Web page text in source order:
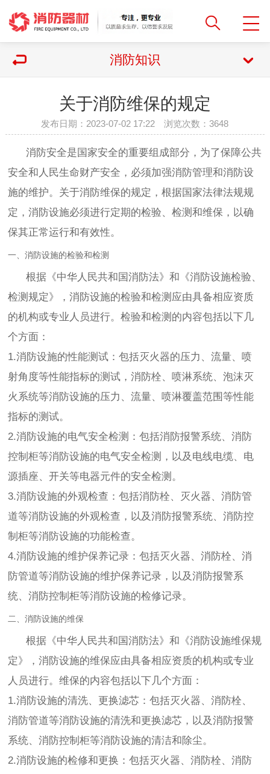
消防知识
关于消防维保的规定
发布日期：2023-07-02 17:22 浏览次数：3648
消防安全是国家安全的重要组成部分，为了保障公共
安全和人民生命财产安全，必须加强消防管理和消防设
施的维护。关于消防维保的规定，根据国家法律法规规
定，消防设施必须进行定期的检验、检测和维保，以确
保其正常运行和有效性。
一、消防设施的检验和检测
根据《中华人民共和国消防法》和《消防设施检验、
检测规定》，消防设施的检验和检测应由具备相应资质
的机构或专业人员进行。检验和检测的内容包括以下几
个方面：
1.消防设施的性能测试：包括灭火器的压力、流量、喷
射角度等性能指标的测试，消防栓、喷淋系统、泡沫灭
火系统等消防设施的压力、流量、喷淋覆盖范围等性能
指标的测试。
2.消防设施的电气安全检测：包括消防报警系统、消防
控制柜等消防设施的电气安全检测，以及电线电缆、电
源插座、开关等电器元件的安全检测。
3.消防设施的外观检查：包括消防栓、灭火器、消防管
道等消防设施的外观检查，以及消防报警系统、消防控
制柜等消防设施的功能检查。
4.消防设施的维护保养记录：包括灭火器、消防栓、消
防管道等消防设施的维护保养记录，以及消防报警系
统、消防控制柜等消防设施的检修记录。
二、消防设施的维保
根据《中华人民共和国消防法》和《消防设施维保规
定》，消防设施的维保应由具备相应资质的机构或专业
人员进行。维保的内容包括以下几个方面：
1.消防设施的清洗、更换滤芯：包括灭火器、消防栓、
消防管道等消防设施的清洗和更换滤芯，以及消防报警
系统、消防控制柜等消防设施的清洁和除尘。
2.消防设施的检修和更换：包括灭火器、消防栓、消防